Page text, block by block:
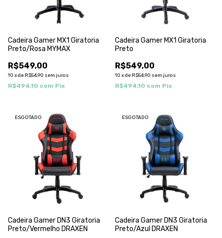
Cadeira Gamer MX1 Giratoria
Preto/Rosa MYMAX
R$549,00
10 xde R$54,90 sem juros
R$494,10 com Pix
Cadeira Gamer MX1 Giratoria
Preto
R$549,00
10 xde R$54,90 sem juros
R$494,10 com Pix
ESGOTADO
Cadeira Gamer DN3 Giratoria
Preto/Vermelho DRAXEN
ESGOTADO
Cadeira Gamer DN3 Giratoria
Preto/Azul DRAXEN